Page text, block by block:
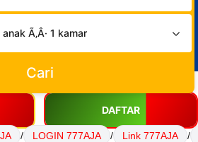
Ã‚Â· 1 kamar
Cari
DAFTAR
/ LOGIN 777AJA / Link 777AJA
/